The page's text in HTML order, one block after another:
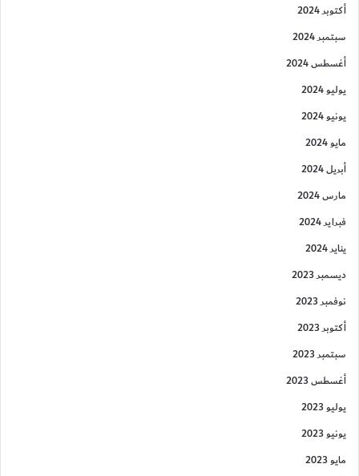
أكتوبر 2024
سبتمبر 2024
أغسطس 2024
يوليو 2024
يونيو 2024
مايو 2024
أبريل 2024
مارس 2024
فبراير 2024
يناير 2024
ديسمبر 2023
نوفمبر 2023
أكتوبر 2023
سبتمبر 2023
أغسطس 2023
يوليو 2023
يونيو 2023
مايو 2023